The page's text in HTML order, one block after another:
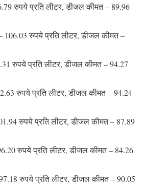
रुपये प्रति लीटर, डीजल कीमत – 89.96
106.03 रुपये प्रति लीटर, डीजल कीमत –
रुपये प्रति लीटर, डीजल कीमत – 94.27
रुपये प्रति लीटर, डीजल कीमत – 94.24
रुपये प्रति लीटर, डीजल कीमत – 87.89
रुपये प्रति लीटर, डीजल कीमत – 84.26
रुपये प्रति लीटर, डीजल कीमत – 90.05